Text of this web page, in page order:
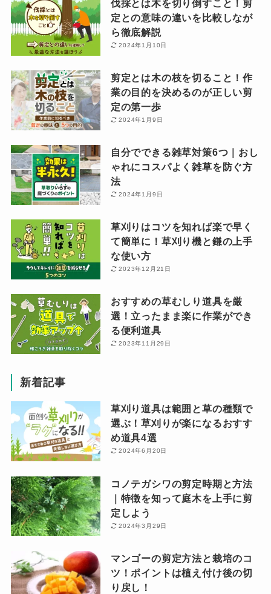
伐採とは木を切り倒すこと！剪
定との意味の違いを比較しなが
ら徹底解説
2024年1月10日
剪定とは木の枝を切ること！作
業の目的を決めるのが正しい剪
定の第一歩
2024年1月9日
自分でできる雑草対策6つ｜おし
ゃれにコスパよく雑草を防ぐ方
法
2024年1月9日
草刈りはコツを知れば楽で早く
て簡単に！草刈り機と鎌の上手
な使い方
2023年12月21日
おすすめの草むしり道具を厳
選！立ったまま楽に作業ができ
る便利道具
2023年11月29日
新着記事
草刈り道具は範囲と草の種類で
選ぶ！草刈りが楽になるおすす
め道具4選
2024年6月20日
コノテガシワの剪定時期と方法
｜特徴を知って庭木を上手に剪
定しよう
2024年3月29日
マンゴーの剪定方法と栽培のコ
ツ！ポイントは植え付け後の切
り戻し！